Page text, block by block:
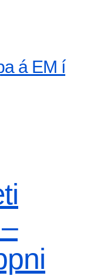
á EM í